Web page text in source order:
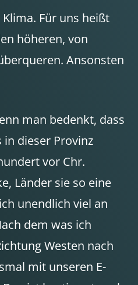
Für uns heißt
höheren, von
Ansonsten
man bedenkt, dass
in dieser Provinz
vor Chr.
Länder sie so eine
unendlich viel an
dem was ich
Westen nach
mit unseren E-